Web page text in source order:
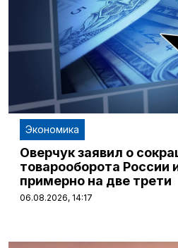
Экономика
Оверчук заявил о
товарооборота России
примерно на две трети
06.08.2026, 14:17